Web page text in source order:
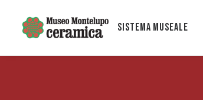
Sistema museale